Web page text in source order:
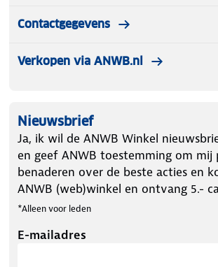
Contactgegevens
Verkopen via ANWB.nl
Nieuwsbrief
Ja, ik wil de ANWB Winkel
en geef ANWB toestemming om mij
benaderen over de beste acties en
ANWB (web)winkel en ontvang 5.-
*Alleen voor leden
E-mailadres